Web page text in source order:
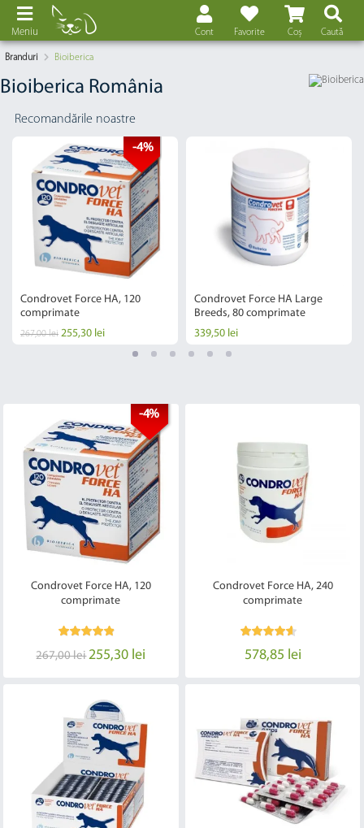
Coș
Favorite
Cont Caută
Meniu
Branduri Bioiberica
Bioiberica România
Recomandările noastre
-4%
Condrovet Force HA, 120
comprimate
267,00 lei 255,30 lei
Condrovet Force HA Large
Breeds, 80 comprimate
339,50 lei
-4%
Condrovet Force HA, 120
comprimate
267,00 lei 255,30 lei
Condrovet Force HA, 240
comprimate
578,85 lei